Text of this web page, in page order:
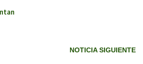
NOTICIA SIGUIENTE